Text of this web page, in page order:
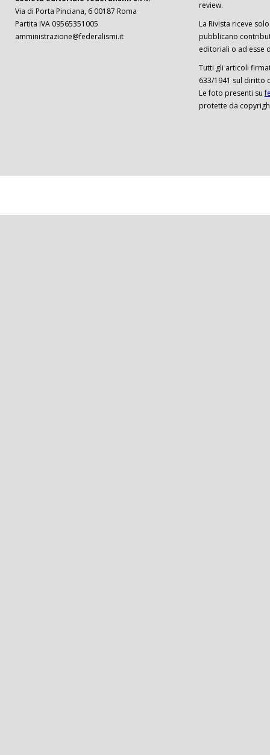
Via di Porta Pinciana, 6 00187 Roma
Partita IVA 09565351005
amministrazione@federalismi.it
review.
La Rivista riceve
pubblicano
editoriali o ad esse
Tutti gli articoli
633/1941 sul diritto
Le foto presenti su
protette da